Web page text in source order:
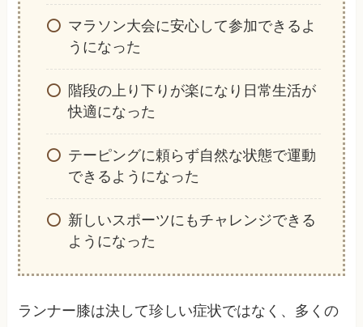
マラソン大会に安心して参加できるよ
うになった
階段の上り下りが楽になり日常生活が
快適になった
テーピングに頼らず自然な状態で運動
できるようになった
新しいスポーツにもチャレンジできる
ようになった
ランナー膝は決して珍しい症状ではなく、多くの